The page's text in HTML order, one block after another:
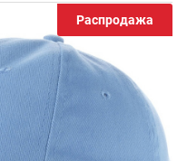
Распродажа